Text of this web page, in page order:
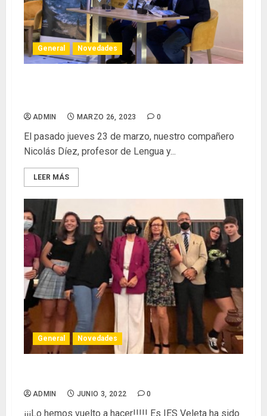
General Novedades
ADMIN MARZO 26, 2023 0
El pasado jueves 23 de marzo, nuestro compañero
Nicolás Díez, profesor de Lengua y...
LEER MÁS
General Novedades
ADMIN JUNIO 3, 2022 0
¡¡¡Lo hemos vuelto a hacer!!!!! Es IES Veleta ha sido